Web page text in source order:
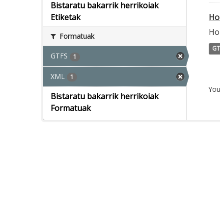
Bistaratu bakarrik herrikoiak
Etiketak
Formatuak
GTFS 1
XML 1
Bistaratu bakarrik herrikoiak
Formatuak